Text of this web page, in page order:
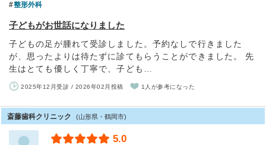
整形外科
子どもがお世話になりました
子どもの足が腫れて受診しました。予約なしで行きました
が、思ったよりは待たずに診てもらうことができました。 先
生はとても優しく丁寧で、子ども…
2025年12月受診 / 2026年02月投稿 1人が参考になった
斎藤歯科クリニック (山形県・鶴岡市)
5.0